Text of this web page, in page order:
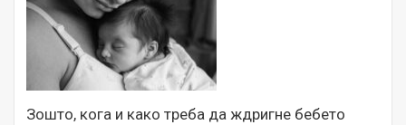
Зошто, кога и како треба да ждригне бебето